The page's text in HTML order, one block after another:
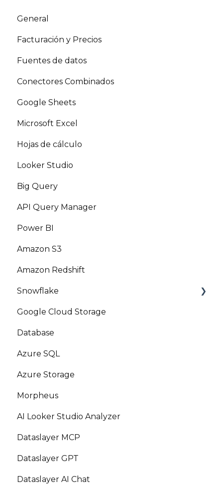
General
Facturación y Precios
Fuentes de datos
Conectores Combinados
Google Sheets
Microsoft Excel
Hojas de cálculo
Looker Studio
Big Query
API Query Manager
Power BI
Amazon S3
Amazon Redshift
Snowflake
Marketplace
Google Cloud Storage
Database
Azure SQL
Azure Storage
Morpheus
AI Looker Studio Analyzer
Dataslayer MCP
Dataslayer GPT
Dataslayer AI Chat